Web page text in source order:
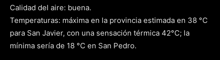
Calidad del aire: buena.
Temperaturas: máxima en la provincia estimada en 38 °C
para San Javier, con una sensación térmica 42°C; la
mínima sería de 18 °C en San Pedro.